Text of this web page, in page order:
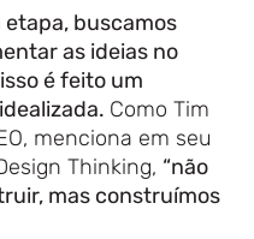
etapa, buscamos
as ideias no
é feito um
Como Tim
menciona em seu
Thinking, “não
mas construímos